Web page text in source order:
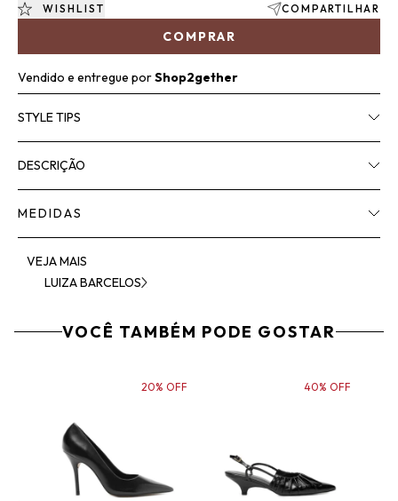
COMPRAR
WISHLIST COMPARTILHAR
Vendido e entregue porShop2gether
STYLE TIPS
DESCRIÇÃO
MEDIDAS
VEJA MAIS
LUIZA BARCELOS
VOCÊ TAMBÉM PODE GOSTAR
20% OFF 40% OFF